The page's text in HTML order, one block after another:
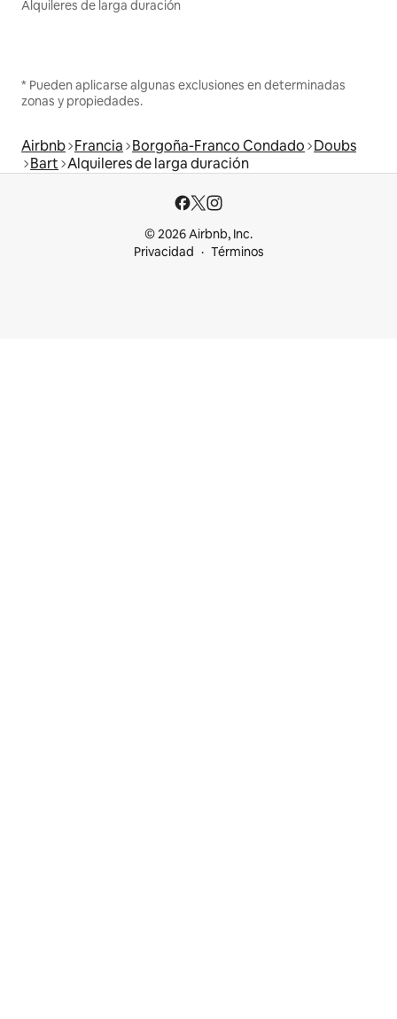
Alquileres de larga duración
* Pueden aplicarse algunas exclusiones en determinadas
zonas y propiedades.
Airbnb Francia Borgoña-Franco Condado Doubs
Bart Alquileres de larga duración
© 2026 Airbnb, Inc.
Privacidad
Términos